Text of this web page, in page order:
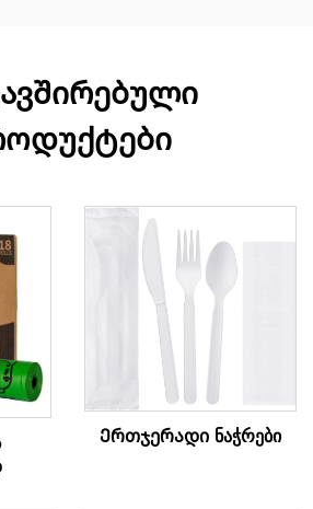
Ერთჯერადი ნაჭრები